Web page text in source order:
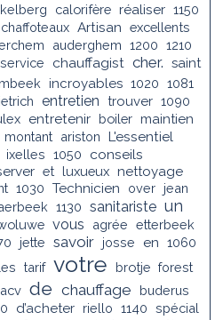
calorifère réaliser 1150
chaffoteaux Artisan excellents
auderghem 1200 1210
service chauffagist cher. saint
incroyables 1020 1081
entretien trouver 1090
entretenir boiler maintien
montant ariston L'essentiel
ixelles 1050
conseils
et luxueux nettoyage
1030 Technicien over jean
1130 sanitariste un
vous agrée etterbeek
jette savoir josse en 1060
tarif votre brotje forest
acv de chauffage buderus
d’acheter riello 1140 spécial